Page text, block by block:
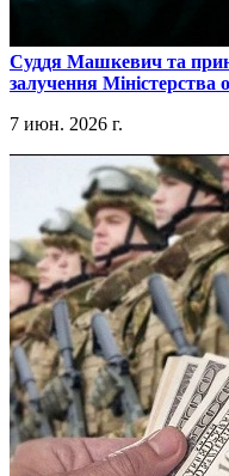
​Суддя Машкевич та
залучення Міністерства
7 июн. 2026 г.